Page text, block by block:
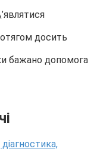
досить
бажано допомога